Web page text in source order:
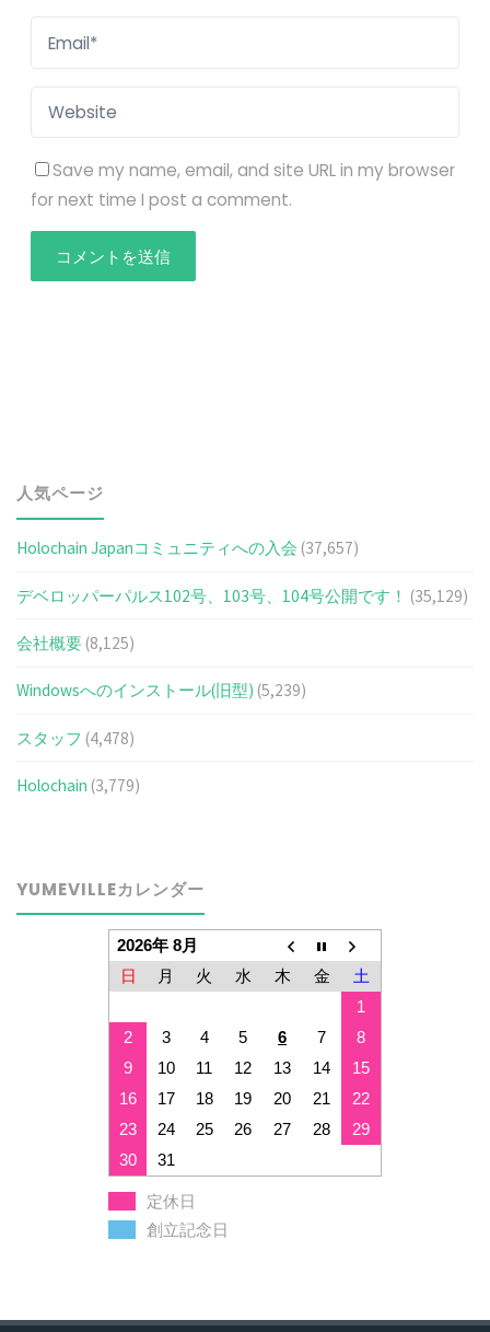
Save my name, email, and site URL in my browser
for next time I post a comment.
人気ページ
Holochain Japanコミュニティへの入会 (37,657)
デベロッパーパルス102号、103号、104号公開です！ (35,129)
会社概要 (8,125)
Windowsへのインストール(旧型) (5,239)
スタッフ (4,478)
Holochain (3,779)
YUMEVILLEカレンダー
2026年 8月
日
月 火 水 木 金
土
1
2
3 4 5 6 7
8
9
10 11 12 13 14
15
16
17 18 19 20 21
22
23
24 25 26 27 28
29
30
31
定休日
創立記念日